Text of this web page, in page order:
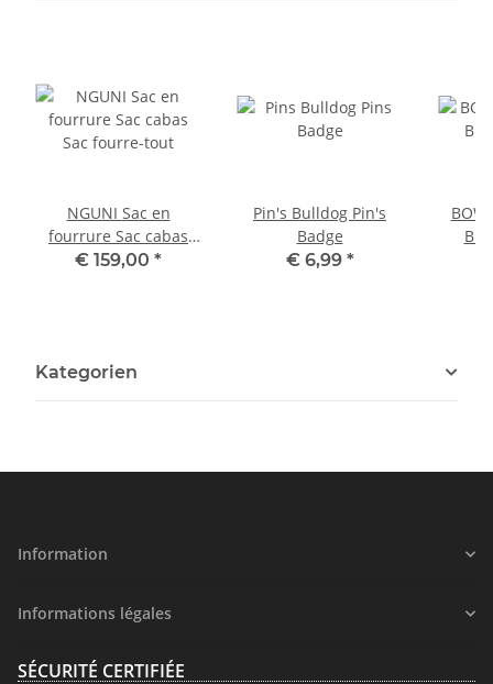
NGUNI Sac en
fourrure Sac cabas
Sac fourre-tout
€ 159,00 *
Pin's Bulldog Pin's
Badge
€ 6,99 *
Kategorien
Information
Informations légales
SÉCURITÉ CERTIFIÉE